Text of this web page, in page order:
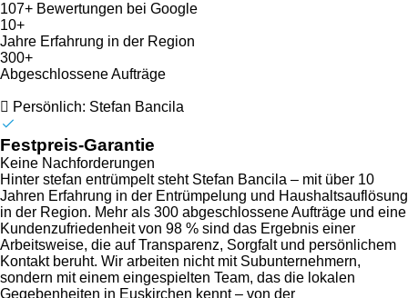
107+ Bewertungen bei Google
10+
Jahre Erfahrung in der Region
300+
Abgeschlossene Aufträge
Persönlich: Stefan Bancila
Festpreis-Garantie
Keine Nachforderungen
Hinter stefan entrümpelt steht Stefan Bancila – mit über 10
Jahren Erfahrung in der Entrümpelung und Haushaltsauflösung
in der Region. Mehr als 300 abgeschlossene Aufträge und eine
Kundenzufriedenheit von 98 % sind das Ergebnis einer
Arbeitsweise, die auf Transparenz, Sorgfalt und persönlichem
Kontakt beruht. Wir arbeiten nicht mit Subunternehmern,
sondern mit einem eingespielten Team, das die lokalen
Gegebenheiten in Euskirchen kennt – von der